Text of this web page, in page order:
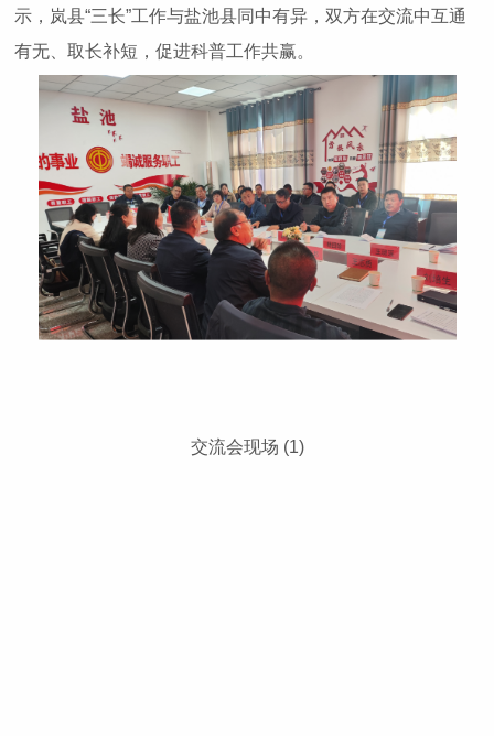
示，岚县“三长”工作与盐池县同中有异，双方在交流中互通
有无、取长补短，促进科普工作共赢。
交流会现场 (1)